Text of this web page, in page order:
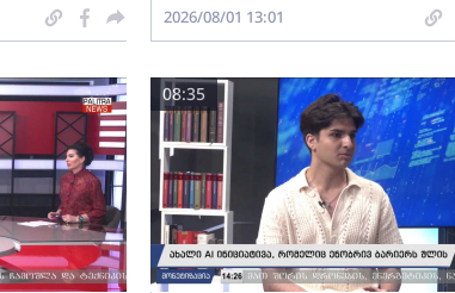
2026/08/01 13:01
08:35